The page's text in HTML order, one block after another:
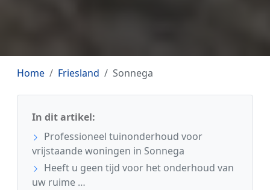
Home Friesland Sonnega
In dit artikel:
Professioneel tuinonderhoud voor
vrijstaande woningen in Sonnega
Heeft u geen tijd voor het onderhoud van
uw ruime …